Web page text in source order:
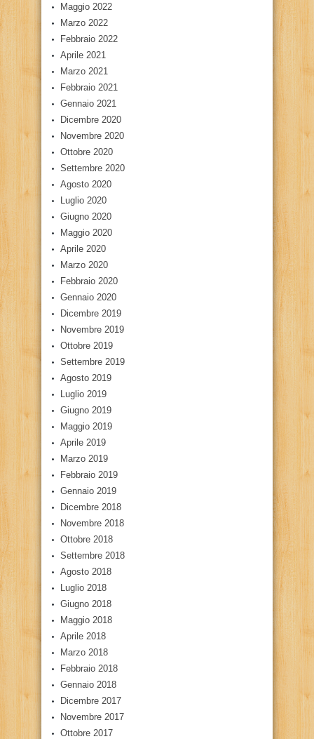
Maggio 2022
Marzo 2022
Febbraio 2022
Aprile 2021
Marzo 2021
Febbraio 2021
Gennaio 2021
Dicembre 2020
Novembre 2020
Ottobre 2020
Settembre 2020
Agosto 2020
Luglio 2020
Giugno 2020
Maggio 2020
Aprile 2020
Marzo 2020
Febbraio 2020
Gennaio 2020
Dicembre 2019
Novembre 2019
Ottobre 2019
Settembre 2019
Agosto 2019
Luglio 2019
Giugno 2019
Maggio 2019
Aprile 2019
Marzo 2019
Febbraio 2019
Gennaio 2019
Dicembre 2018
Novembre 2018
Ottobre 2018
Settembre 2018
Agosto 2018
Luglio 2018
Giugno 2018
Maggio 2018
Aprile 2018
Marzo 2018
Febbraio 2018
Gennaio 2018
Dicembre 2017
Novembre 2017
Ottobre 2017